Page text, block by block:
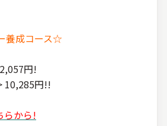
養成コース☆
円!
10,285円!!
らから!